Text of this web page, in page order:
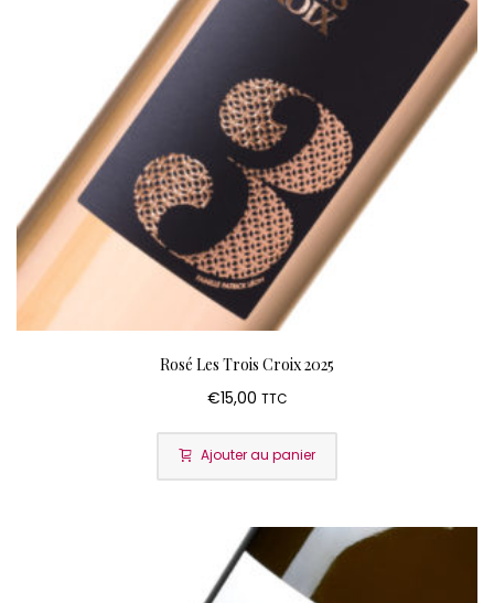
Rosé Les Trois Croix 2025
€15,00 TTC
Ajouter au panier